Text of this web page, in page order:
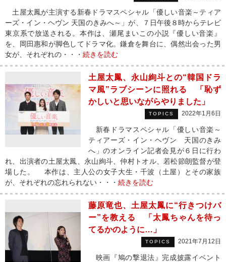
土屋太鳳が主演する新春ドラマスペシャル「優しい音楽～ティア
ーズ・イン・ヘヴン 天国のきみへ～」が、７日午後８時からテレビ
東京系で放送される。本作は、瀬尾まいこの小説『優しい音楽』
を、岡田惠和が脚色してドラマ化。鎌倉を舞台に、偶然出会った男
女が、それぞれの・・・ 続きを読む
土屋太鳳、永山絢斗との“韓国ドラ
マ風”ラブシーンに照れる 「恥ず
かしいと思いながらやりました」
TOPICS 2022年1月6日
新春ドラマスペシャル「優しい音楽～
ティアーズ・イン・ヘヴン 天国のきみ
へ」のオンライン記者会見が６日に行わ
れ、出演者の土屋太鳳、永山絢斗、仲村トオル、若松節朗監督が登
場した。 本作は、主人公の女子大生・千波（土屋）とその家族
が、それぞれの忘れられない・・・ 続きを読む
藤原竜也、土屋太鳳に“行きつけバ
ー”を教える 「太鳳ちゃんを待っ
てるかのように…」
TOPICS 2021年7月12日
映画『鳩の撃退法』完成披露イベント